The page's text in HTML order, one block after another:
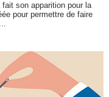
son apparition pour la
pour permettre de faire